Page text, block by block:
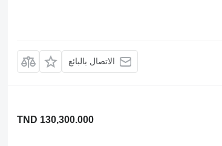
الاتصال بالبائع
TND 130,300.000